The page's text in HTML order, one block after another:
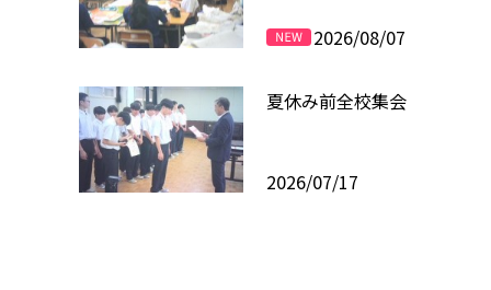
2026/08/07
夏休み前全校集会
2026/07/17